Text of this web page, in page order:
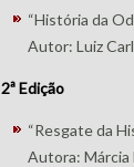
“História da
Autor: Luiz
2ª Edição
“Resgate da
Autora: Márcia